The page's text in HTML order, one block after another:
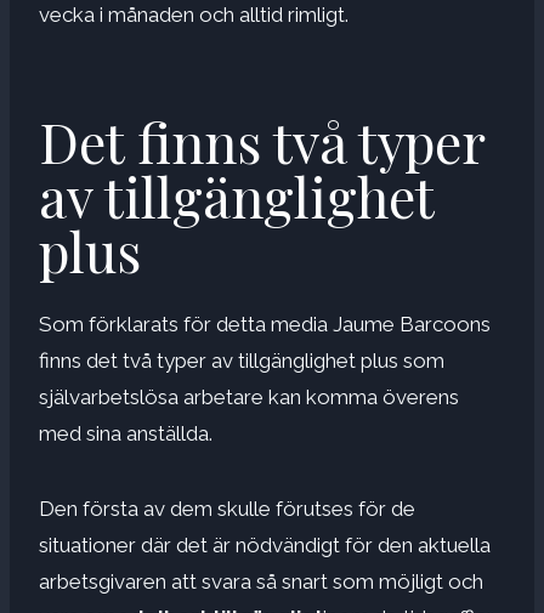
vecka i månaden och alltid rimligt.
Det finns två typer
av tillgänglighet
plus
Som förklarats för detta media Jaume Barcoons
finns det två typer av tillgänglighet plus som
självarbetslösa arbetare kan komma överens
med sina anställda.
Den första av dem skulle förutses för de
situationer där det är nödvändigt för den aktuella
arbetsgivaren att svara så snart som möjligt och